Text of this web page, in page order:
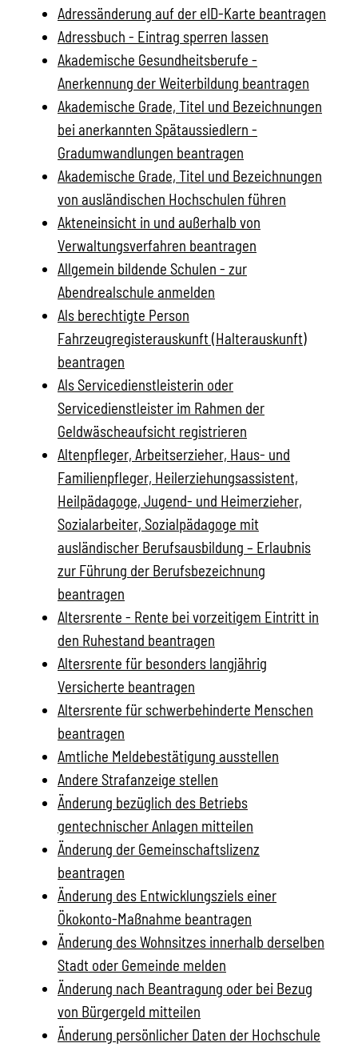
Adressänderung auf der eID-Karte beantragen
Adressbuch - Eintrag sperren lassen
Akademische Gesundheitsberufe -
Anerkennung der Weiterbildung beantragen
Akademische Grade, Titel und Bezeichnungen
bei anerkannten Spätaussiedlern -
Gradumwandlungen beantragen
Akademische Grade, Titel und Bezeichnungen
von ausländischen Hochschulen führen
Akteneinsicht in und außerhalb von
Verwaltungsverfahren beantragen
Allgemein bildende Schulen - zur
Abendrealschule anmelden
Als berechtigte Person
Fahrzeugregisterauskunft (Halterauskunft)
beantragen
Als Servicedienstleisterin oder
Servicedienstleister im Rahmen der
Geldwäscheaufsicht registrieren
Altenpfleger, Arbeitserzieher, Haus- und
Familienpfleger, Heilerziehungsassistent,
Heilpädagoge, Jugend- und Heimerzieher,
Sozialarbeiter, Sozialpädagoge mit
ausländischer Berufsausbildung – Erlaubnis
zur Führung der Berufsbezeichnung
beantragen
Altersrente - Rente bei vorzeitigem Eintritt in
den Ruhestand beantragen
Altersrente für besonders langjährig
Versicherte beantragen
Altersrente für schwerbehinderte Menschen
beantragen
Amtliche Meldebestätigung ausstellen
Andere Strafanzeige stellen
Änderung bezüglich des Betriebs
gentechnischer Anlagen mitteilen
Änderung der Gemeinschaftslizenz
beantragen
Änderung des Entwicklungsziels einer
Ökokonto-Maßnahme beantragen
Änderung des Wohnsitzes innerhalb derselben
Stadt oder Gemeinde melden
Änderung nach Beantragung oder bei Bezug
von Bürgergeld mitteilen
Änderung persönlicher Daten der Hochschule